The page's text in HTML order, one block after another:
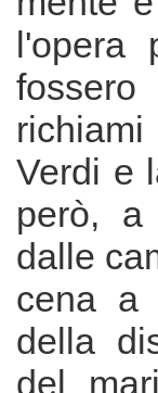
l'opera
fossero
Verdi e
però, a
dalle
cena a
della
del